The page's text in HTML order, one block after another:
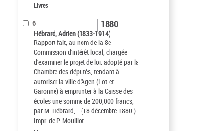
Livres
6
Hébrard, Adrien (1833-1914)
Rapport fait, au nom de la 8e
Commission d'intérêt local, chargée
d'examiner le projet de loi, adopté par la
Chambre des députés, tendant à
autoriser la ville d'Agen (Lot-et-
Garonne) à emprunter à la Caisse des
écoles une somme de 200,000 francs,
par M. Hébrard,... (18 décembre 1880.)
Impr. de P. Mouillot
1880